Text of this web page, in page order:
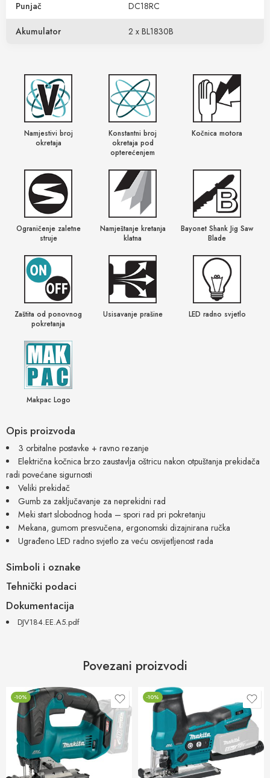
Opis proizvoda
3 orbitalne postavke + ravno rezanje
Električna kočnica brzo zaustavlja oštricu nakon otpuštanja prekidača
radi povećane sigurnosti
Veliki prekidač
Gumb za zaključavanje za neprekidni rad
Meki start slobodnog hoda – spori rad pri pokretanju
Mekana, gumom presvučena, ergonomski dizajnirana ručka
Ugrađeno LED radno svjetlo za veću osvijetljenost rada
Simboli i oznake
Namjestivi broj
okretaja
Konstantni broj
okretaja pod
opterećenjem
Kočnica motora
Ograničenje zaletne
struje
Namještanje kretanja
klatna
Bayonet Shank Jig Saw
Blade
Zaštita od ponovnog
pokretanja
Usisavanje prašine LED radno svjetlo
Makpac Logo
Tehnički podaci
Punjač DC18RC
Akumulator 2 x BL1830B
Dokumentacija
DJV184.EE.A5.pdf
Povezani proizvodi
-10% -10%